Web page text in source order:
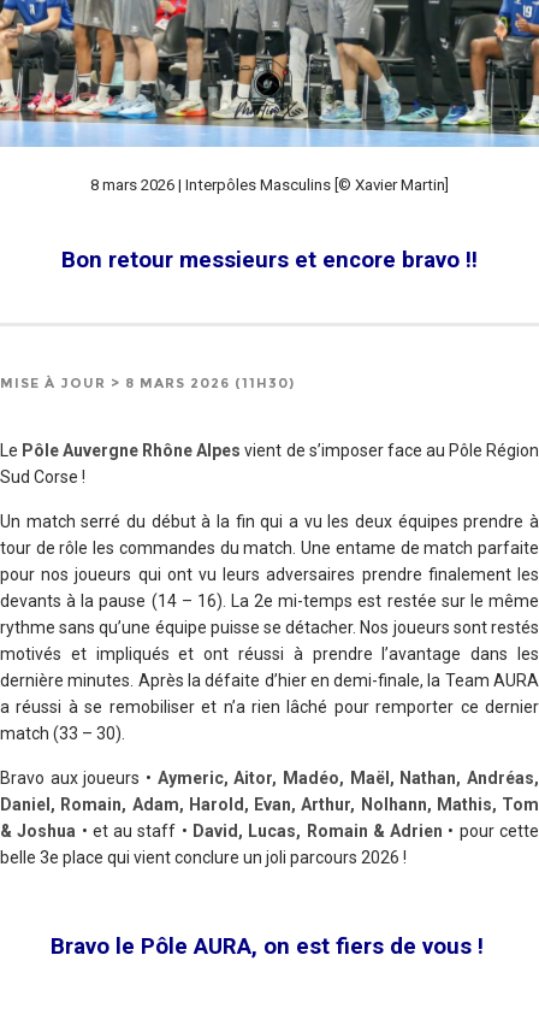
8 mars 2026 | Interpôles Masculins [© Xavier Martin]
Bon retour messieurs et encore bravo !!
MISE À JOUR > 8 MARS 2026 (11H30)
Le Pôle Auvergne Rhône Alpes vient de s’imposer face au Pôle Région
Sud Corse !
Un match serré du début à la fin qui a vu les deux équipes prendre à
tour de rôle les commandes du match. Une entame de match parfaite
pour nos joueurs qui ont vu leurs adversaires prendre finalement les
devants à la pause (14 – 16). La 2e mi-temps est restée sur le même
rythme sans qu’une équipe puisse se détacher. Nos joueurs sont restés
motivés et impliqués et ont réussi à prendre l’avantage dans les
dernière minutes. Après la défaite d’hier en demi-finale, la Team AURA
a réussi à se remobiliser et n’a rien lâché pour remporter ce dernier
match (33 – 30).
Bravo aux joueurs • Aymeric, Aitor, Madéo, Maël, Nathan, Andréas,
Daniel, Romain, Adam, Harold, Evan, Arthur, Nolhann, Mathis, Tom
& Joshua • et au staff • David, Lucas, Romain & Adrien • pour cette
belle 3e place qui vient conclure un joli parcours 2026 !
Bravo le Pôle AURA, on est fiers de vous !